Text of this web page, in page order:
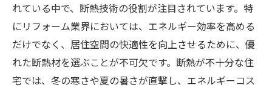
れている中で、断熱技術の役割が注目されています。特
にリフォーム業界においては、エネルギー効率を高める
だけでなく、居住空間の快適性を向上させるために、優
れた断熱材を選ぶことが不可欠です。断熱が不十分な住
宅では、冬の寒さや夏の暑さが直撃し、エネルギーコス